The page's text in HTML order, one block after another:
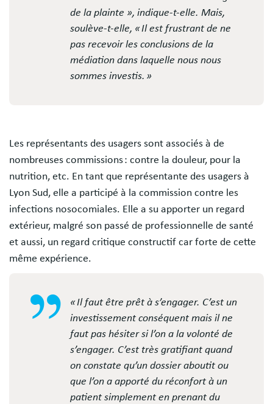
de la plainte », indique-t-elle. Mais,
soulève-t-elle, « Il est frustrant de ne
pas recevoir les conclusions de la
médiation dans laquelle nous nous
sommes investis. »
Les représentants des usagers sont associés à de
nombreuses commissions : contre la douleur, pour la
nutrition, etc. En tant que représentante des usagers à
Lyon Sud, elle a participé à la commission contre les
infections nosocomiales. Elle a su apporter un regard
extérieur, malgré son passé de professionnelle de santé
et aussi, un regard critique constructif car forte de cette
même expérience.
« Il faut être prêt à s’engager. C’est un
investissement conséquent mais il ne
faut pas hésiter si l’on a la volonté de
s’engager. C’est très gratifiant quand
on constate qu’un dossier aboutit ou
que l’on a apporté du réconfort à un
patient simplement en prenant du